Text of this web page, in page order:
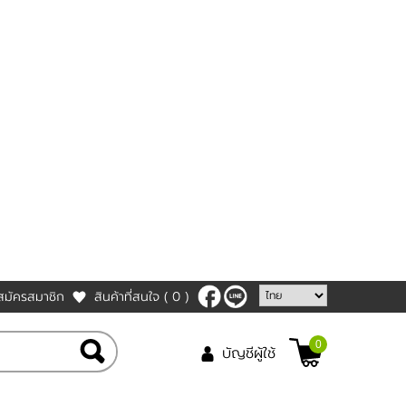
มัครสมาชิก สินค้าที่สนใจ ( 0 )
บัญชีผู้ใช้ 0